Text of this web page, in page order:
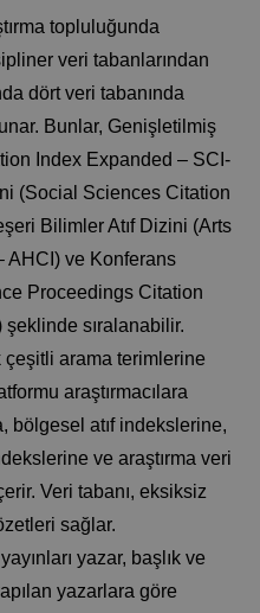
topluluğunda
veri tabanlarından
dört veri tabanında
Bunlar, Genişletilmiş
Index Expanded – SCI-
(Social Sciences Citation
Bilimler Atıf Dizini (Arts
AHCI) ve Konferans
Proceedings Citation
şeklinde sıralanabilir.
çeşitli arama terimlerine
araştırmacılara
bölgesel atıf indekslerine,
ve araştırma veri
Veri tabanı, eksiksiz
sağlar.
yazar, başlık ve
yazarlara göre